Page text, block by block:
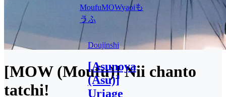
[MOW (Moufu)] Nii chanto
tatchi!
MoufuMOWyaoiも
うふ
Doujinshi
[Asunoya
(Asu)]
Uriage